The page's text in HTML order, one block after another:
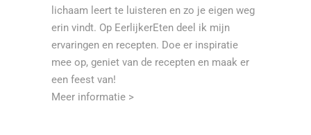
lichaam leert te luisteren en zo je eigen weg
erin vindt. Op EerlijkerEten deel ik mijn
ervaringen en recepten. Doe er inspiratie
mee op, geniet van de recepten en maak er
een feest van!
Meer informatie >